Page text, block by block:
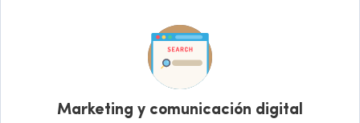
Marketing y comunicación digital